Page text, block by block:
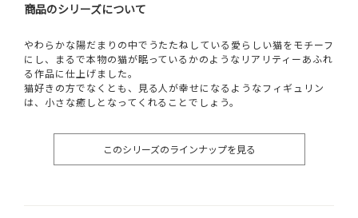
商品のシリーズについて
やわらかな陽だまりの中でうたたねしている愛らしい猫をモチーフ
にし、まるで本物の猫が眠っているかのようなリアリティーあふれ
る作品に仕上げました。
猫好きの方でなくとも、見る人が幸せになるようなフィギュリン
は、小さな癒しとなってくれることでしょう。
このシリーズのラインナップを見る